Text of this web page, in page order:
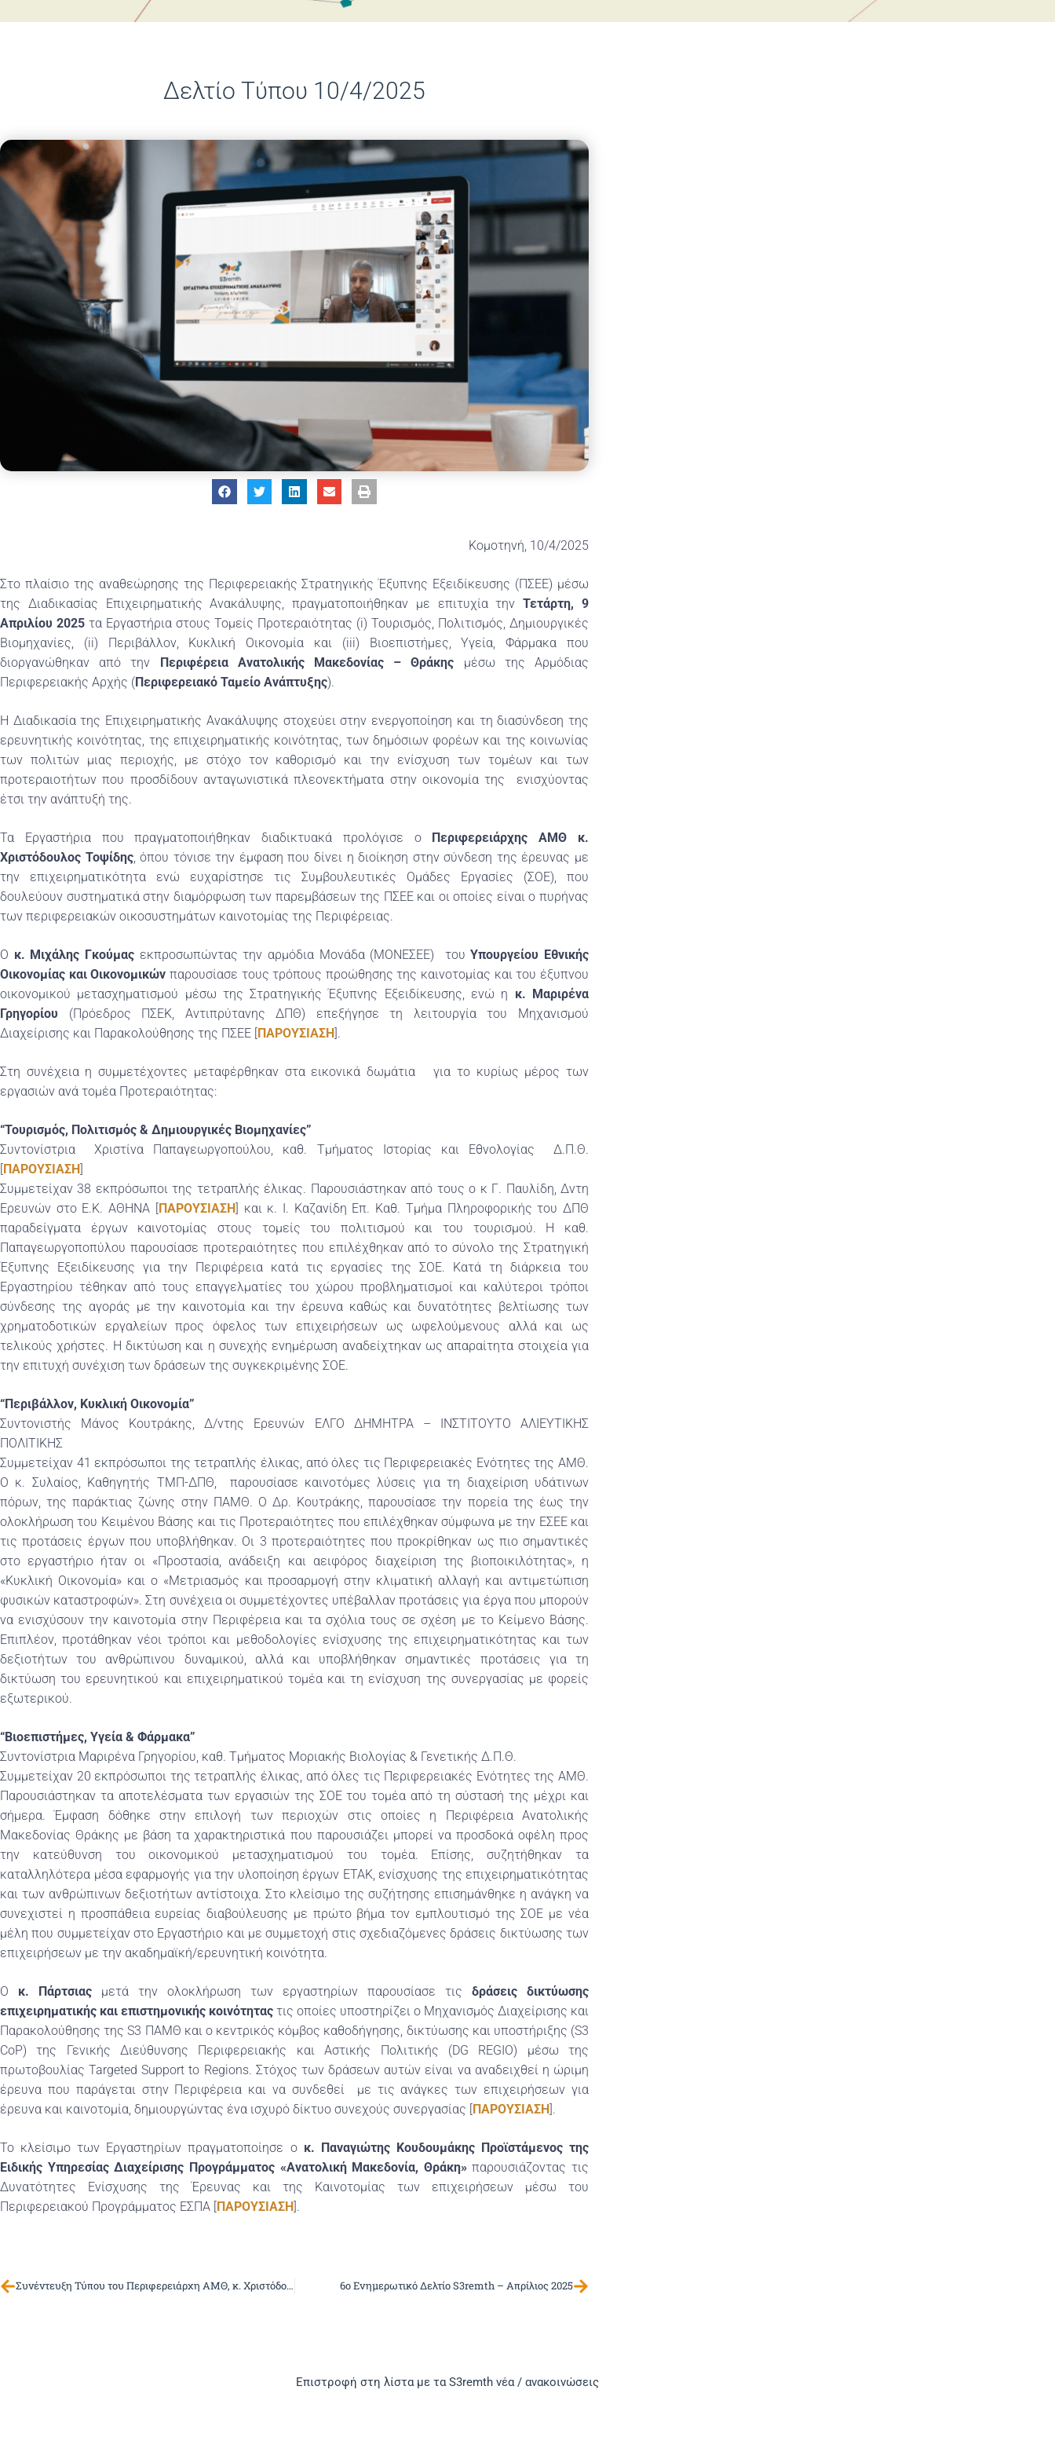
Δελτίο Τύπου 10/4/2025
Κομοτηνή, 10/4/2025
Στο πλαίσιο της αναθεώρησης της Περιφερειακής Στρατηγικής Έξυπνης Εξειδίκευσης (ΠΣΕΕ) μέσω
της Διαδικασίας Επιχειρηματικής Ανακάλυψης, πραγματοποιήθηκαν με επιτυχία τηνΤετάρτη, 9
Απριλίου 2025 τα Εργαστήρια στους Τομείς Προτεραιότητας (i) Τουρισμός, Πολιτισμός, Δημιουργικές
Βιομηχανίες, (ii) Περιβάλλον, Κυκλική Οικονομία και (iii) Βιοεπιστήμες, Υγεία, Φάρμακα που
διοργανώθηκαν από την Περιφέρεια Ανατολικής Μακεδονίας – Θράκης μέσω της Αρμόδιας
Περιφερειακής Αρχής (Περιφερειακό Ταμείο Ανάπτυξης).
Η Διαδικασία της Επιχειρηματικής Ανακάλυψης στοχεύει στην ενεργοποίηση και τη διασύνδεση της
ερευνητικής κοινότητας, της επιχειρηματικής κοινότητας, των δημόσιων φορέων και της κοινωνίας
των πολιτών μιας περιοχής, με στόχο τον καθορισμό και την ενίσχυση των τομέων και των
προτεραιοτήτων που προσδίδουν ανταγωνιστικά πλεονεκτήματα στην οικονομία της ενισχύοντας
έτσι την ανάπτυξή της.
Τα Eργαστήρια που πραγματοποιήθηκαν διαδικτυακά προλόγισε ο Περιφερειάρχης ΑΜΘ κ.
Χριστόδουλος Τοψίδης, όπου τόνισε την έμφαση που δίνει η διοίκηση στην σύνδεση της έρευνας με
την επιχειρηματικότητα ενώ ευχαρίστησε τις Συμβουλευτικές Ομάδες Εργασίες (ΣΟΕ), που
δουλεύουν συστηματικά στην διαμόρφωση των παρεμβάσεων της ΠΣΕΕ και οι οποίες είναι ο πυρήνας
των περιφερειακών οικοσυστημάτων καινοτομίας της Περιφέρειας.
Ο κ. Μιχάλης Γκούμας εκπροσωπώντας την αρμόδια Μονάδα (ΜΟΝΕΣΕΕ) τουΥπουργείου Εθνικής
Οικονομίας και Οικονομικών παρουσίασε τους τρόπους προώθησης της καινοτομίας και του έξυπνου
οικονομικού μετασχηματισμού μέσω της Στρατηγικής Έξυπνης Εξειδίκευσης, ενώ η κ. Μαριρένα
Γρηγορίου (Πρόεδρος ΠΣΕΚ, Αντιπρύτανης ΔΠΘ) επεξήγησε τη λειτουργία του Μηχανισμού
Διαχείρισης και Παρακολούθησης της ΠΣΕΕ [ΠΑΡΟΥΣΙΑΣΗ].
Στη συνέχεια η συμμετέχοντες μεταφέρθηκαν στα εικονικά δωμάτια για το κυρίως μέρος των
εργασιών ανά τομέα Προτεραιότητας:
“Τουρισμός, Πολιτισμός & Δημιουργικές Βιομηχανίες”
Συντονίστρια Χριστίνα Παπαγεωργοπούλου, καθ. Τμήματος Ιστορίας και Εθνολογίας Δ.Π.Θ.
[ΠΑΡΟΥΣΙΑΣΗ]
Συμμετείχαν 38 εκπρόσωποι της τετραπλής έλικας. Παρουσιάστηκαν από τους ο κ Γ. Παυλίδη, Δντη
Ερευνών στο Ε.Κ. ΑΘΗΝΑ [ΠΑΡΟΥΣΙΑΣΗ] και κ. Ι. Καζανίδη Επ. Καθ. Τμήμα Πληροφορικής του ΔΠΘ
παραδείγματα έργων καινοτομίας στους τομείς του πολιτισμού και του τουρισμού. Η καθ.
Παπαγεωργοποπύλου παρουσίασε προτεραιότητες που επιλέχθηκαν από το σύνολο της Στρατηγική
Έξυπνης Εξειδίκευσης για την Περιφέρεια κατά τις εργασίες της ΣΟΕ. Κατά τη διάρκεια του
Εργαστηρίου τέθηκαν από τους επαγγελματίες του χώρου προβληματισμοί και καλύτεροι τρόποι
σύνδεσης της αγοράς με την καινοτομία και την έρευνα καθώς και δυνατότητες βελτίωσης των
χρηματοδοτικών εργαλείων προς όφελος των επιχειρήσεων ως ωφελούμενους αλλά και ως
τελικούς χρήστες. Η δικτύωση και η συνεχής ενημέρωση αναδείχτηκαν ως απαραίτητα στοιχεία για
την επιτυχή συνέχιση των δράσεων της συγκεκριμένης ΣΟΕ.
“Περιβάλλον, Κυκλική Οικονομία”
Συντονιστής Μάνος Κουτράκης, Δ/ντης Ερευνών ΕΛΓΟ ΔΗΜΗΤΡΑ – ΙΝΣΤΙΤΟΥΤΟ ΑΛΙΕΥΤΙΚΗΣ
ΠΟΛΙΤΙΚΗΣ
Συμμετείχαν 41 εκπρόσωποι της τετραπλής έλικας, από όλες τις Περιφερειακές Ενότητες της ΑΜΘ.
Ο κ. Συλαίος, Καθηγητής ΤΜΠ-ΔΠΘ, παρουσίασε καινοτόμες λύσεις για τη διαχείριση υδάτινων
πόρων, της παράκτιας ζώνης στην ΠΑΜΘ. Ο Δρ. Κουτράκης, παρουσίασε την πορεία της έως την
ολοκλήρωση του Κειμένου Βάσης και τις Προτεραιότητες που επιλέχθηκαν σύμφωνα με την ΕΣΕΕ και
τις προτάσεις έργων που υποβλήθηκαν. Οι 3 προτεραιότητες που προκρίθηκαν ως πιο σημαντικές
στο εργαστήριο ήταν οι «Προστασία, ανάδειξη και αειφόρος διαχείριση της βιοποικιλότητας», η
«Κυκλική Οικονομία» και ο «Μετριασμός και προσαρμογή στην κλιματική αλλαγή και αντιμετώπιση
φυσικών καταστροφών». Στη συνέχεια οι συμμετέχοντες υπέβαλλαν προτάσεις για έργα που μπορούν
να ενισχύσουν την καινοτομία στην Περιφέρεια και τα σχόλια τους σε σχέση με το Κείμενο Βάσης.
Επιπλέον, προτάθηκαν νέοι τρόποι και μεθοδολογίες ενίσχυσης της επιχειρηματικότητας και των
δεξιοτήτων του ανθρώπινου δυναμικού, αλλά και υποβλήθηκαν σημαντικές προτάσεις για τη
δικτύωση του ερευνητικού και επιχειρηματικού τομέα και τη ενίσχυση της συνεργασίας με φορείς
εξωτερικού.
“Βιοεπιστήμες, Υγεία & Φάρμακα”
Συντονίστρια Μαριρένα Γρηγορίου, καθ. Τμήματος Μοριακής Βιολογίας & Γενετικής Δ.Π.Θ.
Συμμετείχαν 20 εκπρόσωποι της τετραπλής έλικας, από όλες τις Περιφερειακές Ενότητες της ΑΜΘ.
Παρουσιάστηκαν τα αποτελέσματα των εργασιών της ΣΟΕ του τομέα από τη σύστασή της μέχρι και
σήμερα. Έμφαση δόθηκε στην επιλογή των περιοχών στις οποίες η Περιφέρεια Ανατολικής
Μακεδονίας Θράκης με βάση τα χαρακτηριστικά που παρουσιάζει μπορεί να προσδοκά οφέλη προς
την κατεύθυνση του οικονομικού μετασχηματισμού του τομέα. Επίσης, συζητήθηκαν τα
καταλληλότερα μέσα εφαρμογής για την υλοποίηση έργων ΕΤΑΚ, ενίσχυσης της επιχειρηματικότητας
και των ανθρώπινων δεξιοτήτων αντίστοιχα. Στο κλείσιμο της συζήτησης επισημάνθηκε η ανάγκη να
συνεχιστεί η προσπάθεια ευρείας διαβούλευσης με πρώτο βήμα τον εμπλουτισμό της ΣΟΕ με νέα
μέλη που συμμετείχαν στο Εργαστήριο και με συμμετοχή στις σχεδιαζόμενες δράσεις δικτύωσης των
επιχειρήσεων με την ακαδημαϊκή/ερευνητική κοινότητα.
Ο κ. Πάρτσιας μετά την ολοκλήρωση των εργαστηρίων παρουσίασε τις δράσεις δικτύωσης
επιχειρηματικής και επιστημονικής κοινότητας τις οποίες υποστηρίζει ο Μηχανισμός Διαχείρισης και
Παρακολούθησης της S3 ΠΑΜΘ και ο κεντρικός κόμβος καθοδήγησης, δικτύωσης και υποστήριξης (S3
CoP) της Γενικής Διεύθυνσης Περιφερειακής και Αστικής Πολιτικής (DG REGIO) μέσω της
πρωτοβουλίας Targeted Support to Regions. Στόχος των δράσεων αυτών είναι να αναδειχθεί η ώριμη
έρευνα που παράγεται στην Περιφέρεια και να συνδεθεί με τις ανάγκες των επιχειρήσεων για
έρευνα και καινοτομία, δημιουργώντας ένα ισχυρό δίκτυο συνεχούς συνεργασίας [ΠΑΡΟΥΣΙΑΣΗ].
Το κλείσιμο των Εργαστηρίων πραγματοποίησε ο κ. Παναγιώτης Κουδουμάκης Προϊστάμενος της
Ειδικής Υπηρεσίας Διαχείρισης Προγράμματος «Ανατολική Μακεδονία, Θράκη»παρουσιάζοντας τις
Δυνατότητες Ενίσχυσης της Έρευνας και της Καινοτομίας των επιχειρήσεων μέσω του
Περιφερειακού Προγράμματος ΕΣΠΑ [ΠΑΡΟΥΣΙΑΣΗ].
Συνέντευξη Τύπου του Περιφερειάρχη ΑΜΘ, κ. Χριστόδουλου Τοψίδη 6ο Ενημερωτικό Δελτίο S3remth – Απρίλιος 2025
Επιστροφή στη λίστα με τα S3remth νέα / ανακοινώσεις